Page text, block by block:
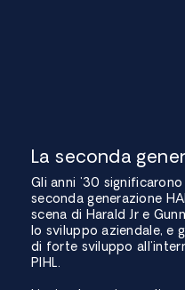
La seconda
Gli anni '30
seconda generazione
scena di Harald Jr e
lo sviluppo aziendale, e
di forte sviluppo
PIHL.